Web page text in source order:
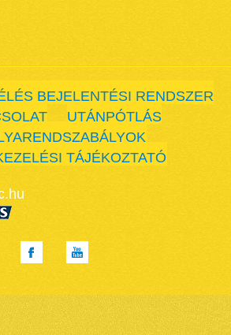
BEJELENTÉSI RENDSZER
UTÁNPÓTLÁS
TÁJÉKOZTATÓ